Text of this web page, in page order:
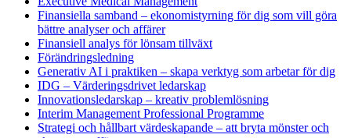
Finansiella samband – ekonomistyrning för dig som vill göra
bättre analyser och affärer
Finansiell analys för lönsam tillväxt
Förändringsledning
Generativ AI i praktiken – skapa verktyg som arbetar för dig
IDG – Värderingsdrivet ledarskap
Innovationsledarskap – kreativ problemlösning
Interim Management Professional Programme
Strategi och hållbart värdeskapande – att bryta mönster och